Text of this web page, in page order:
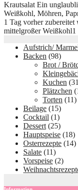
Krautsalat Ein
Weißkohl, Möhren,
1 Tag vorher
mittelgroßer
Aufstrich/
Backen (98)
Brot /
Kuchen
Plätzchen
Torten (11)
Beilage (15)
Cocktail (1)
Dessert (25)
Hauptspeise (18)
Osterrezepte (14)
Salate (11)
Vorspeise (2)